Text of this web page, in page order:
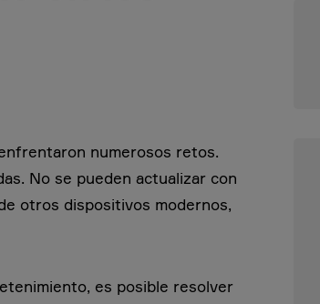
numerosos retos.
No se pueden actualizar con
otros dispositivos modernos,
es posible resolver